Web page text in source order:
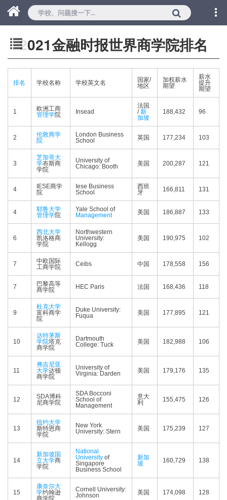
2021金融时报世界商学院排名
排名 学校名称 学校英文名
国家/
地区
加权薪水
期望
薪水
提升
期望
1
欧洲工商
管理学院 Insead
法国
/新
加坡
188,432 96
2
伦敦商学
院
London Business
School
英国 177,234 103
3
芝加哥大
学布斯商
学院
University of
Chicago: Booth
美国 200,287 121
4
IESE商学
院
Iese Business
School
西班
牙
166,811 131
4
耶鲁大学
管理学院
Yale School of
Management
美国 186,887 133
6
西北大学
凯洛格商
学院
Northwestern
University:
Kellogg
美国 190,975 102
7
中欧国际
工商学院
Ceibs 中国 178,558 156
7
巴黎高等
商学院
HEC Paris 法国 168,436 118
9
杜克大学
富科商学
院
Duke University:
Fuqua
美国 177,895 121
10
达特茅斯
学院塔克
商学院
Dartmouth
College: Tuck
美国 182,988 106
11
弗吉尼亚
大学达顿
商学院
University of
Virginia: Darden
美国 179,176 135
12
SDA博科
尼商学院
SDA Bocconi
School of
Management
意大
利
155,475 126
13
纽约大学
斯特恩商
学院
New York
University: Stern
美国 175,239 127
14
新加坡国
立大学商
学院
National
University of
Singapore
Business School
新加
坡
160,729 138
15
康奈尔大
学约翰逊
商学院
Cornell University:
Johnson
美国 174,098 128